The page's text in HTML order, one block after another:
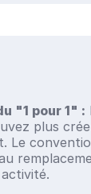
"1 pour 1" :
plus
Le